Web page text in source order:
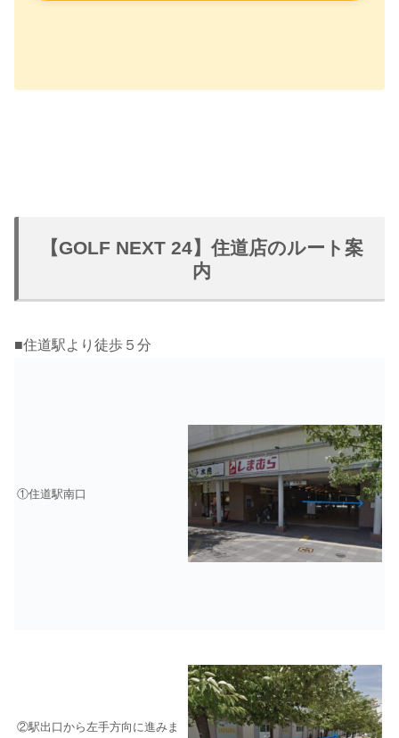
【GOLF NEXT 24】住道店のルート案
内
■住道駅より徒歩５分
①住道駅南口
②駅出口から左手方向に進みま